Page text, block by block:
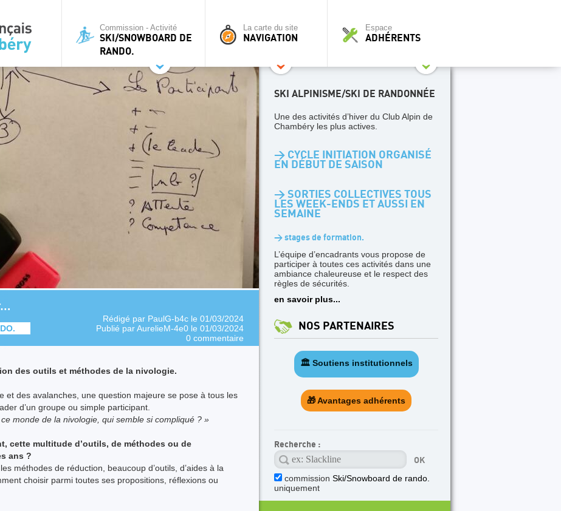
Commission - Activité
SKI/SNOWBOARD DE
RANDO.
La carte du site
NAVIGATION
Espace
ADHÉRENTS
Rédigé par PaulG-b4c le 01/03/2024
Publié parAurelieM-4e0 le 01/03/2024
0 commentaire
des outils et méthodes de la nivologie.
et des avalanches, une question majeure se pose à tous les
d’un groupe ou simple participant.
monde de la nivologie, qui semble si compliqué ? »
cette multitude d’outils, de méthodes ou de
ans ?
méthodes de réduction, beaucoup d’outils, d’aides à la
choisir parmi toutes ses propositions, réflexions ou
SKI ALPINISME/SKI DE RANDONNÉE
Une des activités d’hiver du Club Alpin de
Chambéry les plus actives.
> CYCLE INITIATION ORGANISÉ
EN DÉBUT DE SAISON
> SORTIES COLLECTIVES TOUS
LES WEEK-ENDS ET AUSSI EN
SEMAINE
> stages de formation.
L’équipe d’encadrants vous propose de
participer à toutes ces activités dans une
ambiance chaleureuse et le respect des
règles de sécurités.
en savoir plus...
NOS PARTENAIRES
🏛️ Soutiens institutionnels
🎁 Avantages adhérents
Recherche :
commission Ski/Snowboard de rando.
uniquement